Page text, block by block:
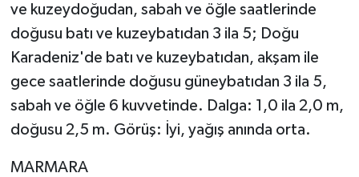
ve kuzeydoğudan, sabah ve öğle saatlerinde
doğusu batı ve kuzeybatıdan 3 ila 5; Doğu
Karadeniz'de batı ve kuzeybatıdan, akşam ile
gece saatlerinde doğusu güneybatıdan 3 ila 5,
sabah ve öğle 6 kuvvetinde. Dalga: 1,0 ila 2,0 m,
doğusu 2,5 m. Görüş: İyi, yağış anında orta.
MARMARA